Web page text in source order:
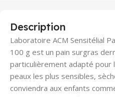
Description
Laboratoire ACM Sensitélial
100 g est un pain surgras
particulièrement adapté pour
peaux les plus sensibles,
conviendra aux enfants